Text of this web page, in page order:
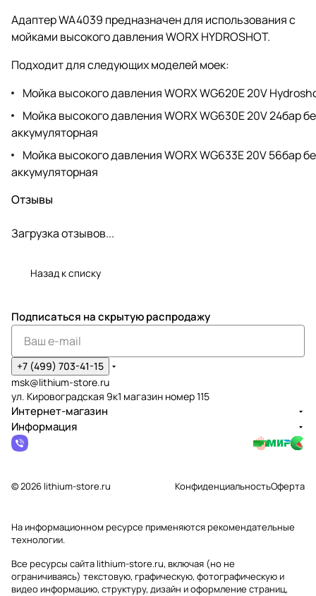
Адаптер WA4039 предназначен для использования с
мойками высокого давления WORX HYDROSHOT.
Подходит для следующих моделей моек:
Мойка высокого давления WORX WG620E 20V
Мойка высокого давления WORX WG630E 20V 24бар
аккумуляторная
Мойка высокого давления WORX WG633E 20V 56бар
аккумуляторная
Отзывы
Загрузка отзывов...
Назад к списку
Подписаться на скрытую распродажу
+7 (499) 703-41-15
msk@lithium-store.ru
ул. Кировоградская 9к1 магазин номер 115
Интернет-магазин
Информация
© 2026 lithium-store.ru КонфиденциальностьОферта
На информационном ресурсе применяютсярекомендательные
технологии.
Все ресурсы сайта lithium-store.ru, включая (но не
ограничиваясь) текстовую, графическую, фотографическую и
видео информацию, структуру, дизайн и оформление страниц,